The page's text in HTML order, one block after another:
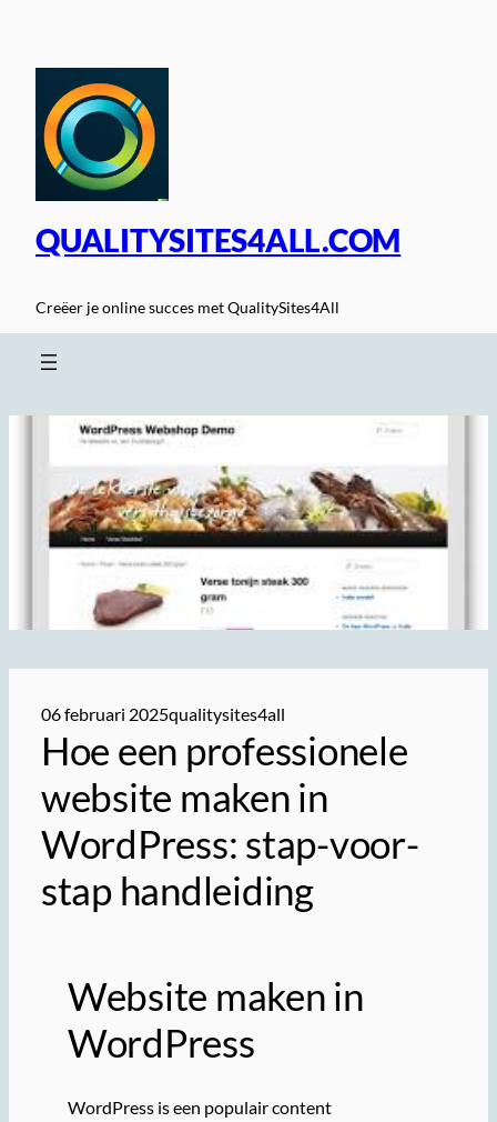
inhoud
QUALITYSITES4ALL.COM
Creëer je online succes met QualitySites4All
06 februari 2025qualitysites4all
Hoe een professionele
website maken in
WordPress: stap-voor-
stap handleiding
Website maken in
WordPress
WordPress is een populair content